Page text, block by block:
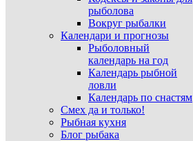
рыболова
Вокруг рыбалки
Календари и прогнозы
Рыболовный
календарь на год
Календарь рыбной
ловли
Календарь по снастям
Смех да и только!
Рыбная кухня
Блог рыбака